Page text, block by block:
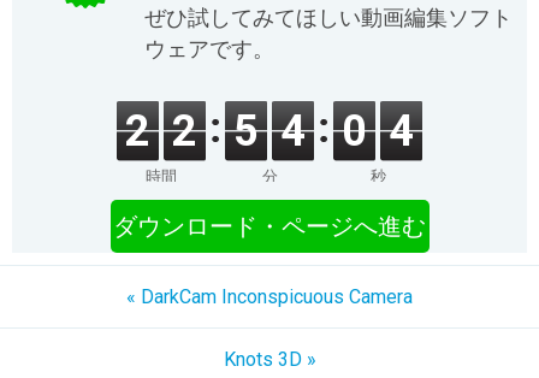
ぜひ試してみてほしい動画編集ソフト
ウェアです。
2 2
時間
5 4
分
0 4
秒
ダウンロード・ページへ進む
« DarkCam Inconspicuous Camera
Knots 3D »